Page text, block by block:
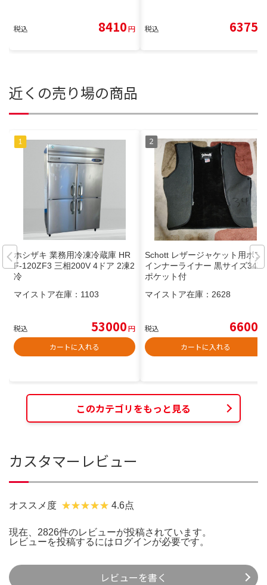
税込 8410円 税込 6375
近くの売り場の商品
ホシザキ 業務用冷凍冷蔵庫 HR
F-120ZF3 三相200V 4ドア 2凍2
冷
マイストア在庫： 1103
税込 53000円
カートに入れる
Schott レザージャケット用ボア
インナーライナー 黒サイズ34革
ポケット付
マイストア在庫： 2628
税込 6600
カートに入れる
このカテゴリをもっと見る
カスタマーレビュー
オススメ度 4.6点
現在、2826件のレビューが投稿されています。
レビューを投稿するには ログインが必要です。
レビューを書く